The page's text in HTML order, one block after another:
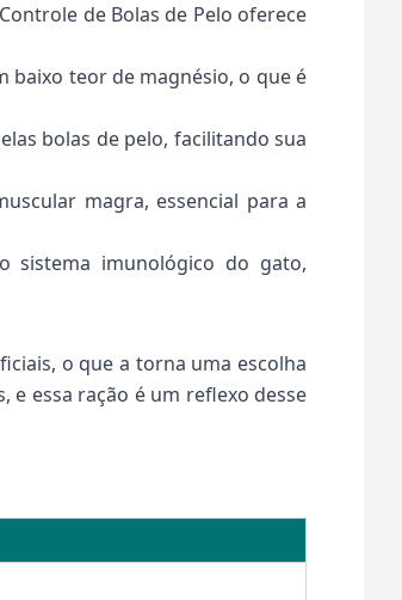
de Bolas de Pelo oferece
teor de magnésio, o que é
bolas de pelo, facilitando sua
magra, essencial para a
sistema imunológico do gato,
o que a torna uma escolha
e essa ração é um reflexo desse